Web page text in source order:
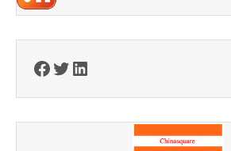
Facebook
Twitter
LinkedIn